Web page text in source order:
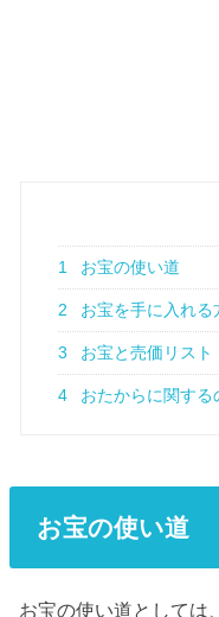
1 お宝の使い道
2 お宝を手に入れる
3 お宝と売価リスト
4 おたからに関す
お宝の使い道
お宝の使い道としては